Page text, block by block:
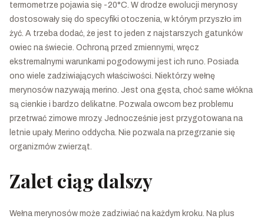
termometrze pojawia się -20°C. W drodze ewolucji merynosy
dostosowały się do specyfiki otoczenia, w którym przyszło im
żyć. A trzeba dodać, że jest to jeden z najstarszych gatunków
owiec na świecie. Ochroną przed zmiennymi, wręcz
ekstremalnymi warunkami pogodowymi jest ich runo. Posiada
ono wiele zadziwiających właściwości. Niektórzy wełnę
merynosów nazywają merino. Jest ona gęsta, choć same włókna
są cienkie i bardzo delikatne. Pozwala owcom bez problemu
przetrwać zimowe mrozy. Jednocześnie jest przygotowana na
letnie upały. Merino oddycha. Nie pozwala na przegrzanie się
organizmów zwierząt.
Zalet ciąg dalszy
Wełna merynosów może zadziwiać na każdym kroku. Na plus